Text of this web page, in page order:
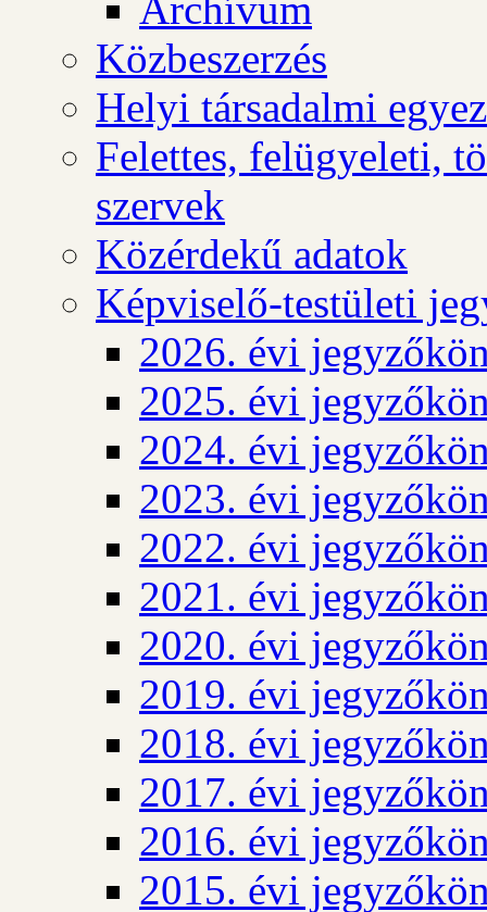
Archívum
Közbeszerzés
Helyi társadalmi
Felettes, felügyeleti,
szervek
Közérdekű adatok
Képviselő-testületi
2026. évi
2025. évi
2024. évi
2023. évi
2022. évi
2021. évi
2020. évi
2019. évi
2018. évi
2017. évi
2016. évi
2015. évi